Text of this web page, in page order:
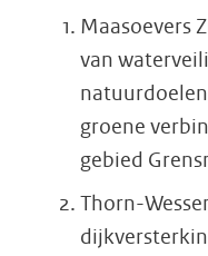
Maasoevers
van
groene
gebied
Thorn-